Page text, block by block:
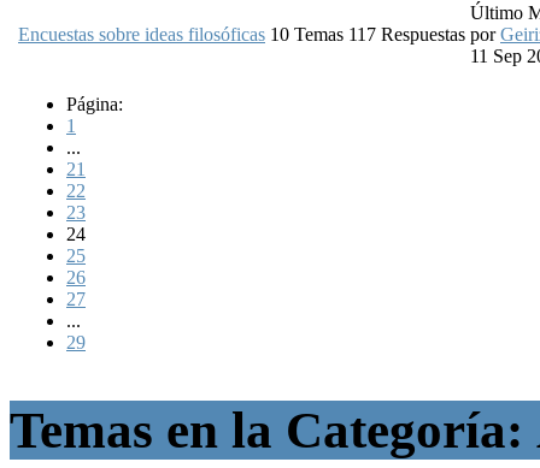
Encuestas sobre ideas filosóficas 10 Temas 117 Respuestas
Último
por
11 Sep
Página:
1
...
21
22
23
24
25
26
27
...
29
Temas en la